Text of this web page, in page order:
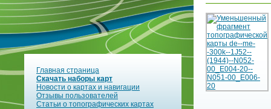
Главная страница
Скачать наборы карт
Новости о картах и навигации
Отзывы пользователей
Статьи о топографических картах